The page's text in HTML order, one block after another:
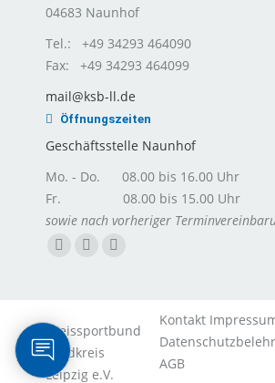
04683 Naunhof
Tel.: +49 34293 464090
Fax: +49 34293 464099
mail@ksb-ll.de
Öffnungszeiten
Geschäftsstelle Naunhof
Mo. - Do. 08.00 bis 16.00 Uhr
Fr. 08.00 bis 15.00 Uhr
sowie nach vorheriger
Facebook
in
new
window
Instagram
in
new
window
E-
opens
new
Kreissportbund
Landkreis
Leipzig e.V.
Kontakt
AGB